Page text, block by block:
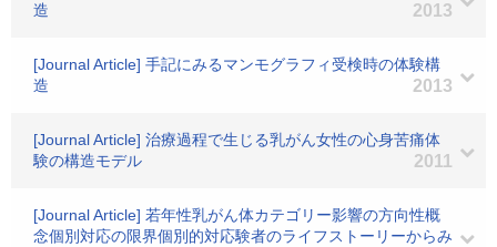
造
2013
[Journal Article] 手記にみるマンモグラフィ受検時の体験構
造
2013
[Journal Article] 治療過程で生じる乳がん女性の心身苦痛体
験の構造モデル
2011
[Journal Article] 若年性乳がん体カテゴリー影響の方向性概
念個別対応の限界個別的対応験者のライフストーリーからみ